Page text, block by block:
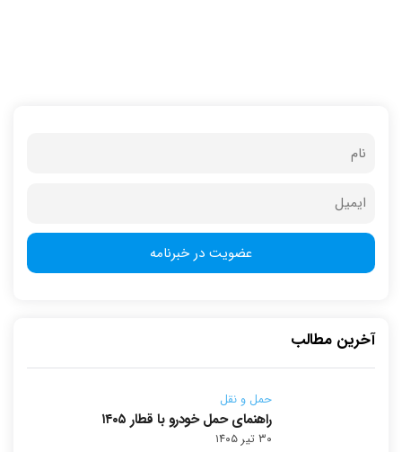
آخرین مطالب
حمل و نقل
راهنمای حمل خودرو با قطار ۱۴۰۵
۳۰ تیر ۱۴۰۵